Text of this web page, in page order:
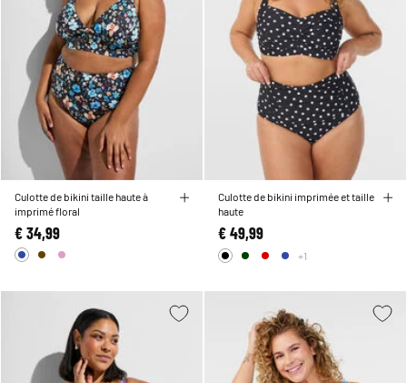
Culotte de bikini taille haute à
imprimé floral
€ 34,99
Culotte de bikini imprimée et taille
haute
€ 49,99
+1